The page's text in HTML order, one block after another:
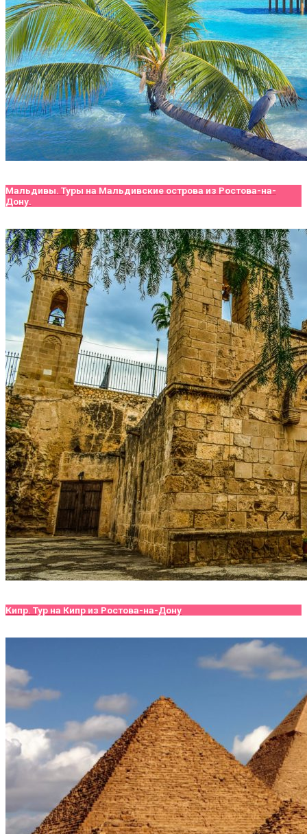
Мальдивы. Туры на Мальдивские острова из Ростова-на-
Дону.
Кипр. Тур на Кипр из Ростова-на-Дону